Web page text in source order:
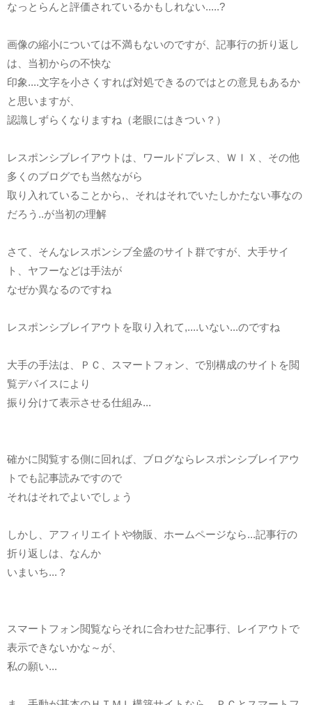
なっとらんと評価されているかもしれない.....?
画像の縮小については不満もないのですが、記事行の折り返し
は、当初からの不快な
印象....文字を小さくすれば対処できるのではとの意見もあるか
と思いますが、
認識しずらくなりますね（老眼にはきつい？）
レスポンシブレイアウトは、ワールドプレス、ＷＩＸ、その他
多くのブログでも当然ながら
取り入れていることから,、それはそれでいたしかたない事なの
だろう..が当初の理解
さて、そんなレスポンシブ全盛のサイト群ですが、大手サイ
ト、ヤフーなどは手法が
なぜか異なるのですね
レスポンシブレイアウトを取り入れて,....いない...のですね
大手の手法は、ＰＣ、スマートフォン、で別構成のサイトを閲
覧デバイスにより
振り分けて表示させる仕組み...
確かに閲覧する側に回れば、ブログならレスポンシブレイアウ
トでも記事読みですので
それはそれでよいでしょう
しかし、アフィリエイトや物販、ホームページなら...記事行の
折り返しは、なんか
いまいち...？
スマートフォン閲覧ならそれに合わせた記事行、レイアウトで
表示できないかな～が、
私の願い...